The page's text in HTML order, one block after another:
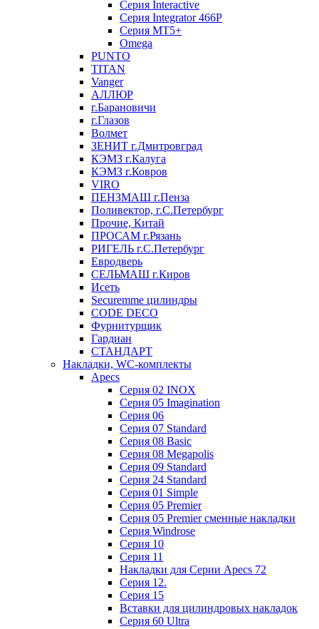
Серия Interactive
Серия Integrator 466P
Серия MT5+
Omega
PUNTO
TITAN
Vanger
АЛЛЮР
г.Барановичи
г.Глазов
Волмет
ЗЕНИТ г.Дмитровград
КЭМЗ г.Калуга
КЭМЗ г.Ковров
VIRO
ПЕНЗМАШ г.Пенза
Поливектор, г.С.Петербург
Прочие, Китай
ПРОСАМ г.Рязань
РИГЕЛЬ г.С.Петербург
Евродверь
СЕЛЬМАШ г.Киров
Исеть
Securemme цилиндры
CODE DECO
Фурнитурщик
Гардиан
СТАНДАРТ
Накладки, WC-комплекты
Apecs
Cерия 02 INOX
Cерия 05 Imagination
Cерия 06
Cерия 07 Standard
Cерия 08 Basic
Cерия 08 Megapolis
Cерия 09 Standard
Cерия 24 Standard
Серия 01 Simple
Серия 05 Premier
Серия 05 Premier сменные накладки
Cерия Windrose
Серия 10
Серия 11
Накладки для Серии Apecs 72
Серия 12.
Серия 15
Вставки для цилиндровых накладок
Серия 60 Ultra